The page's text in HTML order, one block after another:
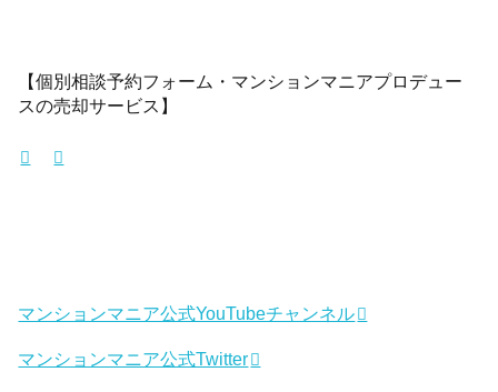
【個別相談予約フォーム・マンションマニアプロデュー
スの売却サービス】
マンションマニア公式YouTubeチャンネル
マンションマニア公式Twitter